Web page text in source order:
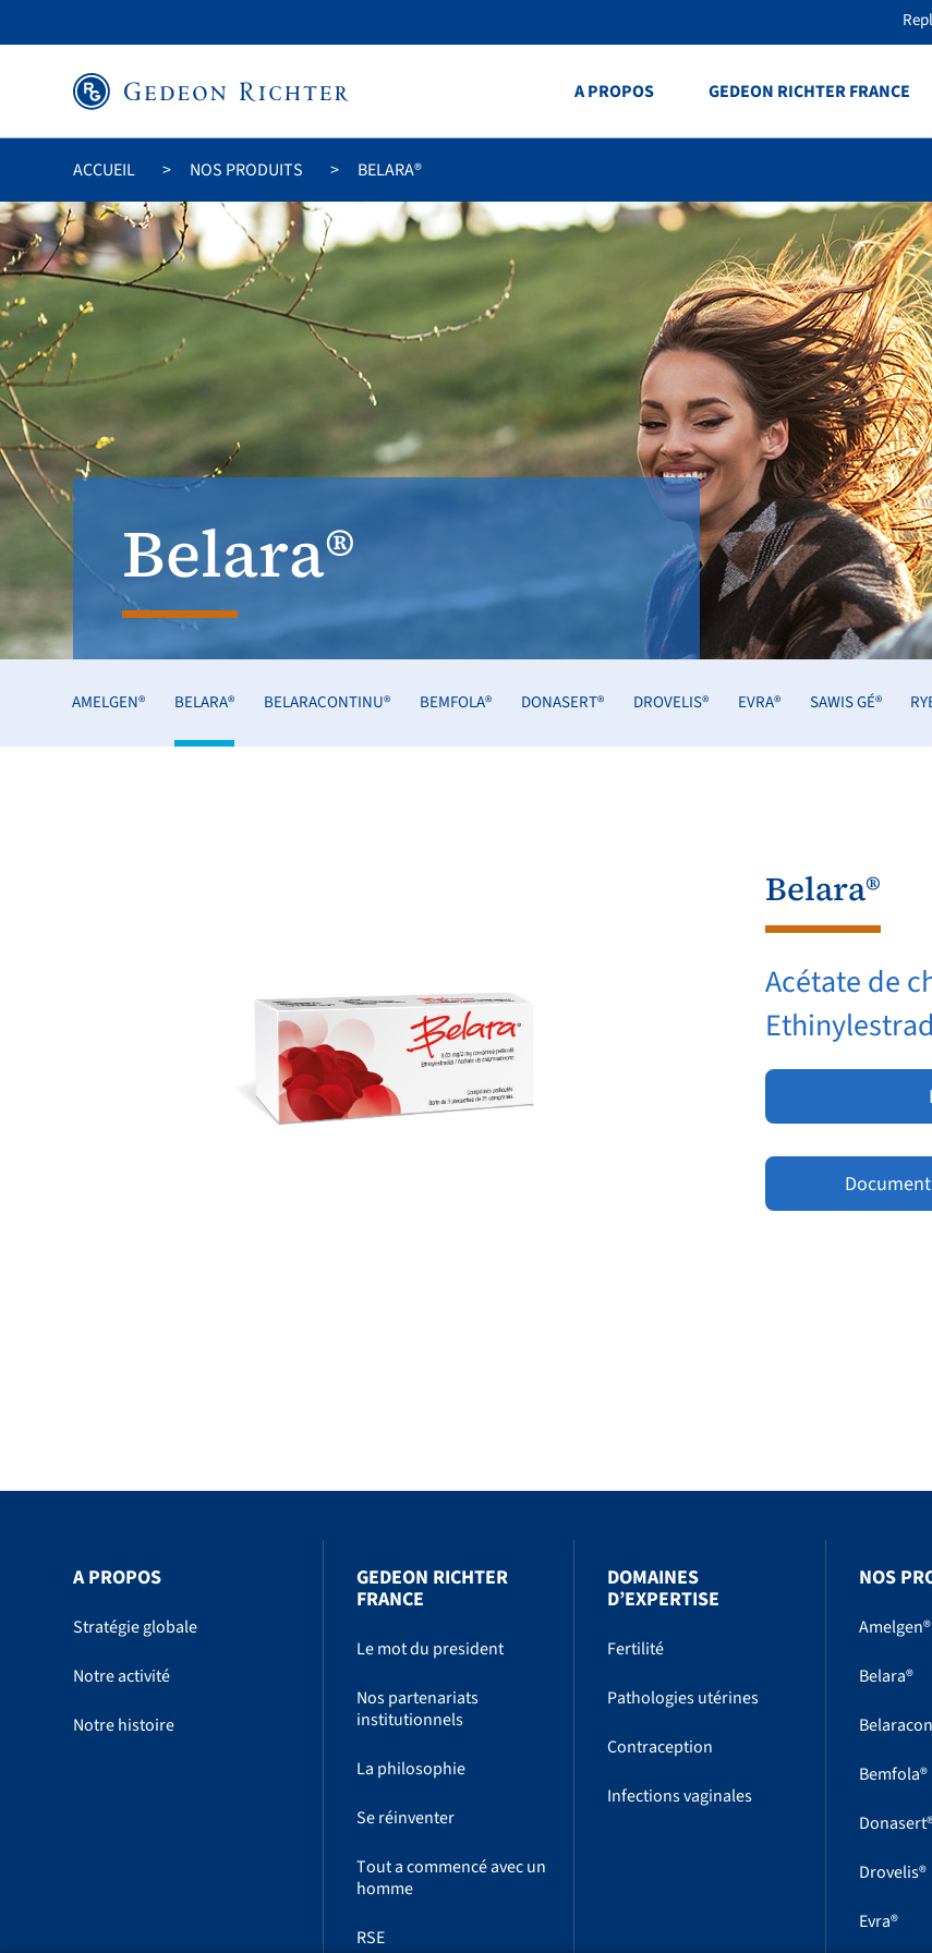
A PROPOS GEDEON RICHTER FRANCE
ACCUEIL NOS PRODUITS BELARA®
Belara®
AMELGEN® BELARA® BELARACONTINU® BEMFOLA® DONASERT® DROVELIS® EVRA® SAWIS GÉ®
Belara®
Acétate de
A PROPOS
Stratégie globale
Notre activité
Notre histoire
GEDEON RICHTER
FRANCE
Le mot du president
Nos partenariats
institutionnels
La philosophie
Se réinventer
Tout a commencé avec un
homme
RSE
DOMAINES
D’EXPERTISE
Fertilité
Pathologies utérines
Contraception
Infections vaginales
NOS
Amelgen®
Belara®
Bemfola®
Drovelis®
Evra®